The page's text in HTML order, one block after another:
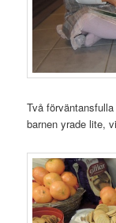
Två
barnen yrade lite,